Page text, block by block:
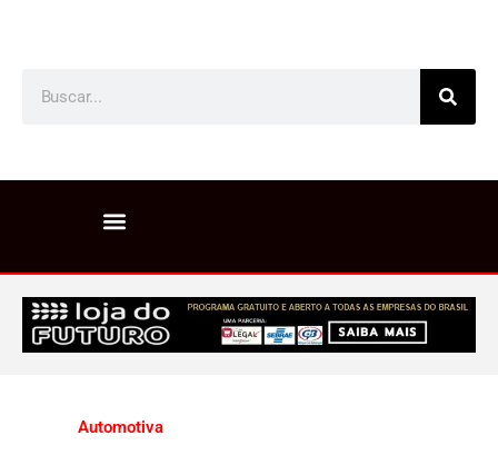
Automotiva